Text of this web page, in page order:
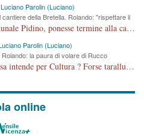
Luciano Parolin (Luciano)
della Bretella. Rolando: "rispettare il
Sarebbe ora che il consigliere comunale Pidino, ponesse termine alla campagna elettorale nel territorio del suo seggio Villaggio del Sole. La tiraca è iniziata, distruggerà 6 km di prateria ovest della città, ricca di fonti e sorgenti d'acqua. I cittadini di Maddalene non avranno più Pace la notte. Molta colpa per la costruzione di questa Strada è proprio del signor Rolando,dei suoi gazebo mobili e che vuol far passare questa opera VANDALICA come progetto "utile" a chi ? Non è cosa seria sig. Rolando!
Parolin (Luciano)
la paura di volare di Rucco
Vorrei sapere dal C.C. Rolando cosa intende per Cultura ? Forse tarallucci, vino e sagre, o spaghetti tricolori del PD ? Il continuo (s)parlare della mostra a Palazzo Chiericati caro consigliere DANNEGGIA FORTEMENTE l'immagine della città TUTTA e fa deviare i consensi che in RUSSIA (badi bene ex U.R.S.S.) sono ECCELLENTI. A livello artistico l'evento è di alta Valenza culturale, COMPITO di Tutta la Cittadinanza fare il possibile per propagandare l'iniziativa senza farne UN CASO PARTITICO come fa Lei da sempre. Meno Gazebo + Partecipazione! E così sia. Amen.
online